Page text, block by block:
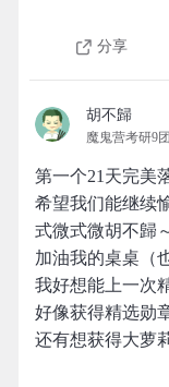
分享
胡不歸
魔鬼营考研9团
第一个21天完美
希望我们能继续
式微式微胡不歸
加油我的桌桌（
我好想能上一次
好像获得精选勋
还有想获得大萝